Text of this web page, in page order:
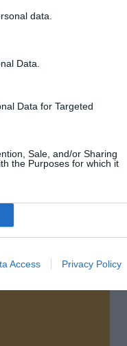
data.
Data.
Data for Targeted
Sale, and/or Sharing
the Purposes for which it
Access Privacy Policy